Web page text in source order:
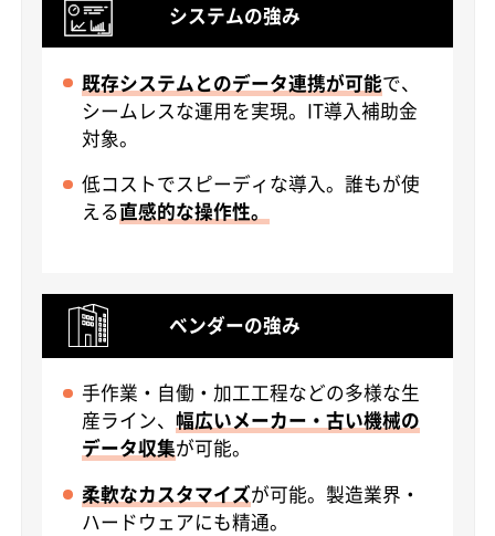
システムの強み
既存システムとのデータ連携が可能で、
シームレスな運用を実現。IT導入補助金
対象。
低コストでスピーディな導入。誰もが使
える直感的な操作性。
ベンダーの強み
手作業・自働・加工工程などの多様な生
産ライン、幅広いメーカー・古い機械の
データ収集が可能。
柔軟なカスタマイズが可能。製造業界・
ハードウェアにも精通。